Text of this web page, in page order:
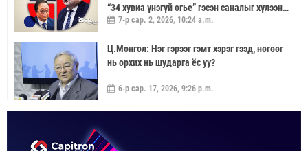
“34 хувиа үнэгүй өгье” гэсэн саналыг хүлээн
аваагүй хүмүүс хариуцлагагүй үлдэв
7-р сар. 2, 2026, 10:24 a.m.
Ц.Монгол: Нэг гэрээг гэмт хэрэг гээд, нөгөөг
нь орхих нь шударга ёс уу?
6-р сар. 17, 2026, 9:26 p.m.
ҮЙЛДВЭРИЙН ХЭДЭН ХУВИЙГ ЭЗЭМШИХ ВЭ